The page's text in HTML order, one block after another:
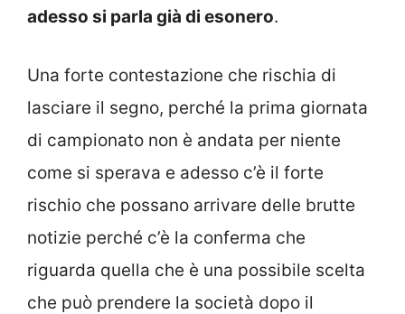
adesso si parla già di esonero.
Una forte contestazione che rischia di
lasciare il segno, perché la prima giornata
di campionato non è andata per niente
come si sperava e adesso c’è il forte
rischio che possano arrivare delle brutte
notizie perché c’è la conferma che
riguarda quella che è una possibile scelta
che può prendere la società dopo il